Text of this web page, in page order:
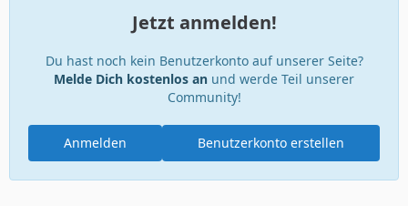
Jetzt anmelden!
Du hast noch kein Benutzerkonto auf unserer Seite?
Melde Dich kostenlos an und werde Teil unserer
Community!
Benutzerkonto erstellen
Anmelden